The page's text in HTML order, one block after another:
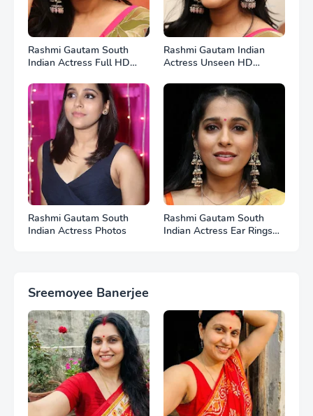
Rashmi Gautam South
Indian Actress Full HD
Rashmi Gautam Indian
Actress Unseen HD
Rashmi Gautam South
Indian Actress Photos
Rashmi Gautam South
Indian Actress Ear Rings
Sreemoyee Banerjee